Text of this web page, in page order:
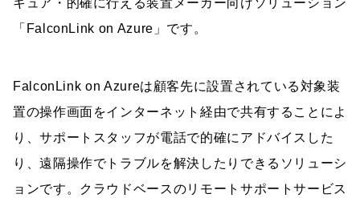
キュア・的確に行える装置メーカー向けソリューション
「FalconLink on Azure」です。
FalconLink on Azureは顧客先に設置されている対象装
置の操作画面をインターネット経由で共有することによ
り、サポートスタッフが電話で的確にアドバイスした
り、遠隔操作でトラブルを解決したりできるソリューシ
ョンです。クラウドベースのリモートサポートサービス